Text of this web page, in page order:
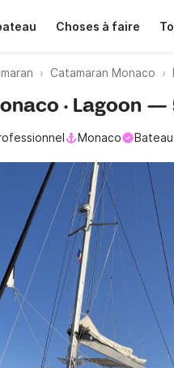
Choses à faire
Catamaran Monaco
· Lagoon —
Monaco